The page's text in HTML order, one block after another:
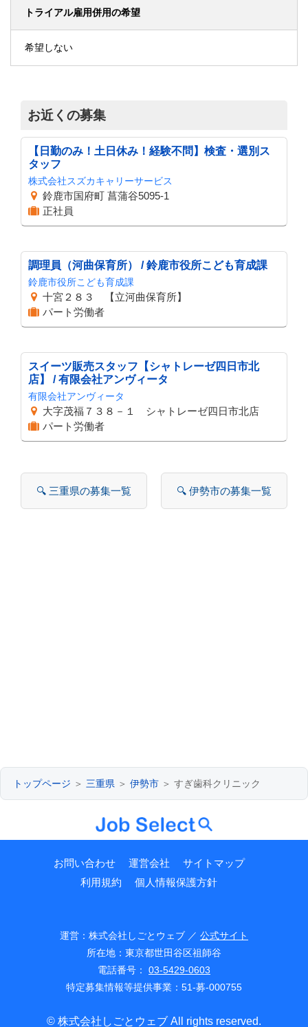
トライアル雇用併用の希望
希望しない
お近くの募集
【日勤のみ！土日休み！経験不問】検査・選別ス
タッフ
株式会社スズカキャリーサービス
鈴鹿市国府町 菖蒲谷5095-1
正社員
調理員（河曲保育所） / 鈴鹿市役所こども育成課
鈴鹿市役所こども育成課
十宮２８３ 【立河曲保育所】
パート労働者
スイーツ販売スタッフ【シャトレーゼ四日市北
店】 / 有限会社アンヴィータ
有限会社アンヴィータ
大字茂福７３８－１ シャトレーゼ四日市北店
パート労働者
🔍 三重県の募集一覧 🔍 伊勢市の募集一覧
トップページ ＞ 三重県 ＞ 伊勢市 ＞ すぎ歯科クリニック
お問い合わせ 運営会社
サイトマップ
利用規約
個人情報保護方針
運営：株式会社しごとウェブ ／ 公式サイト
所在地：東京都世田谷区祖師谷
電話番号： 03-5429-0603
特定募集情報等提供事業：51-募-000755
© 株式会社しごとウェブ All rights reserved.